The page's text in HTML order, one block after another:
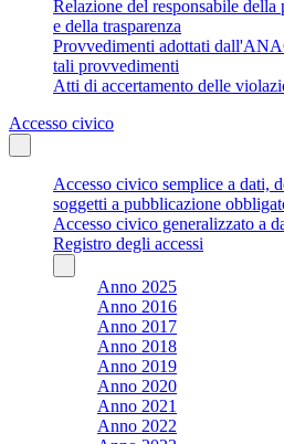
Relazione del responsabile
e della trasparenza
Provvedimenti adottati
tali provvedimenti
Atti di accertamento delle
Accesso civico
Accesso civico semplice a dati,
soggetti a pubblicazione
Accesso civico generalizzato a
Registro degli accessi
Anno 2025
Anno 2016
Anno 2017
Anno 2018
Anno 2019
Anno 2020
Anno 2021
Anno 2022